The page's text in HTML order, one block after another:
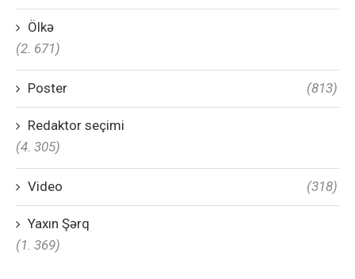
Ölkə
(2. 671)
Poster (813)
Redaktor seçimi
(4. 305)
Video (318)
Yaxın Şərq
(1. 369)